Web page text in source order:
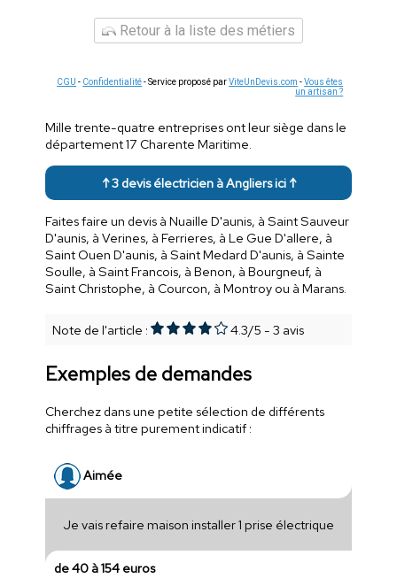
Retour à la liste des métiers
CGU - Confidentialité- Service proposé parViteUnDevis.com -Vous êtes
un artisan ?
Mille trente-quatre entreprises ont leur siège dans le
département 17 Charente Maritime.
↑ 3 devis électricien à Angliers ici ↑
Faites faire un devis à Nuaille D'aunis, à Saint Sauveur
D'aunis, à Verines, à Ferrieres, à Le Gue D'allere, à
Saint Ouen D'aunis, à Saint Medard D'aunis, à Sainte
Soulle, à Saint Francois, à Benon, à Bourgneuf, à
Saint Christophe, à Courcon, à Montroy ou à Marans.
Note de l'article : 4.3/5 - 3 avis
Exemples de demandes
Cherchez dans une petite sélection de différents
chiffrages à titre purement indicatif :
Aimée
Je vais refaire maison installer 1 prise électrique
de 40 à 154 euros